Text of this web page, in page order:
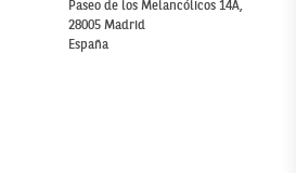
Paseo de los Melancólicos 14A,
28005 Madrid
España